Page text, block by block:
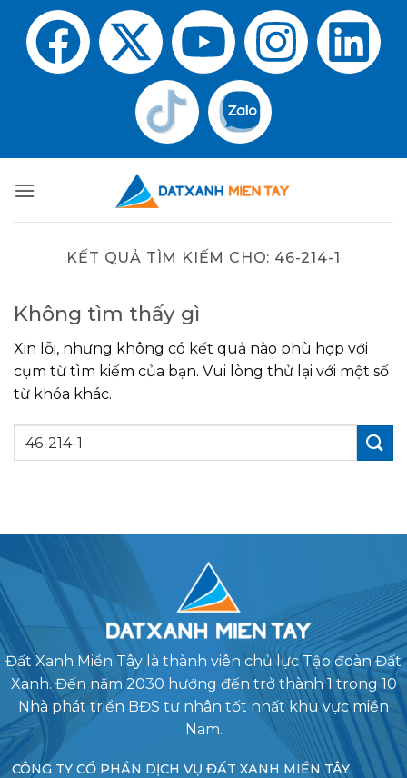
KẾT QUẢ TÌM KIẾM CHO: 46-214-1
Không tìm thấy gì
Xin lỗi, nhưng không có kết quả nào phù hợp với
cụm từ tìm kiếm của bạn. Vui lòng thử lại với một số
từ khóa khác.
Đất Xanh Miền Tây là thành viên chủ lực Tập đoàn Đất
Xanh. Đến năm 2030 hướng đến trở thành 1 trong 10
Nhà phát triển BĐS tư nhân tốt nhất khu vực miền
Nam.
CÔNG TY CỔ PHẦN DỊCH VỤ ĐẤT XANH MIỀN TÂY